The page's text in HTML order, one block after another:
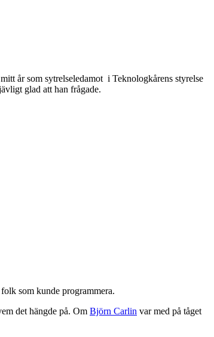
år som sytrelseledamot i Teknologkårens styrelse
glad att han frågade.
som kunde programmera.
det hängde på. Om Björn Carlin var med på tåget